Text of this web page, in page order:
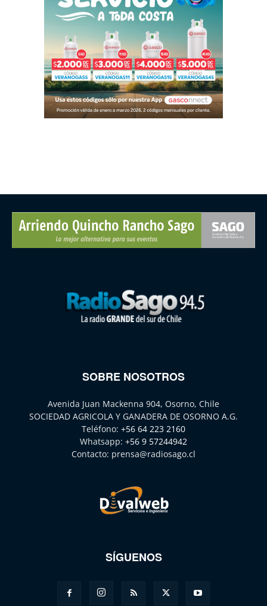
SOBRE NOSOTROS
Avenida Juan Mackenna 904, Osorno, Chile
SOCIEDAD AGRICOLA Y GANADERA DE OSORNO A.G.
Teléfono: +56 64 223 2160
Whatsapp: +56 9 57244942
Contacto: prensa@radiosago.cl
SÍGUENOS